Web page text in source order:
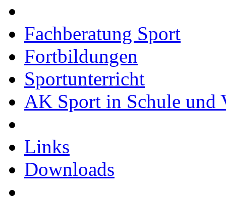
Fachberatung Sport
Fortbildungen
Sportunterricht
AK Sport in Schule und
Links
Downloads